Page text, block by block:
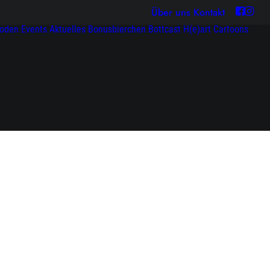
Über uns Kontakt
Events Aktuelles Bonusbierchen Bottcast H(e)art Cartoons